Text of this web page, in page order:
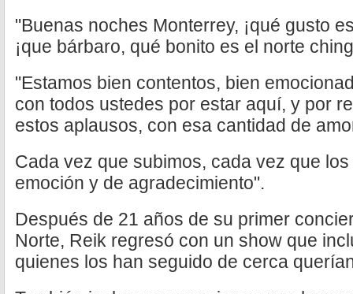
"Buenas noches Monterrey, ¡qué gusto
¡que bárbaro, qué bonito es el norte
"Estamos bien contentos, bien
con todos ustedes por estar aquí, y por
estos aplausos, con esa cantidad de
Cada vez que subimos, cada vez que
emoción y de agradecimiento".
Después de 21 años de su primer
Norte, Reik regresó con un show que
quienes los han seguido de cerca